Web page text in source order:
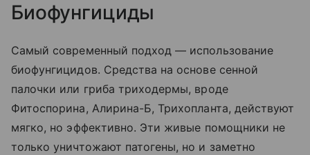
Биофунгициды
Самый современный подход — использование
биофунгицидов. Средства на основе сенной
палочки или гриба триходермы, вроде
Фитоспорина, Алирина-Б, Трихопланта, действуют
мягко, но эффективно. Эти живые помощники не
только уничтожают патогены, но и заметно